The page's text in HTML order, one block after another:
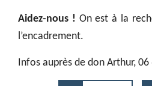
Aidez-nous ! On est à la
l’encadrement.
Infos auprès de don Arthur,